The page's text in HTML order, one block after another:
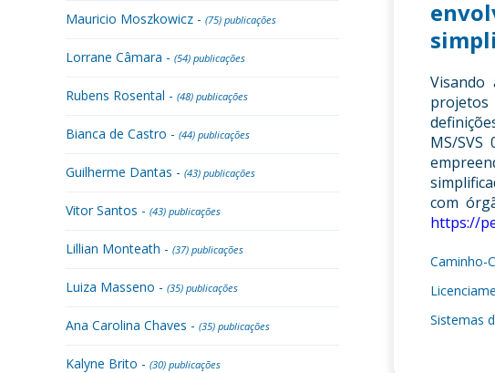
Mauricio Moszkowicz - (75) publicações
Lorrane Câmara - (54) publicações
Rubens Rosental - (48) publicações
Bianca de Castro - (44) publicações
Guilherme Dantas - (43) publicações
Vitor Santos - (43) publicações
Lillian Monteath - (37) publicações
Luiza Masseno - (35) publicações
Ana Carolina Chaves - (35) publicações
Kalyne Brito - (30) publicações
MS/
com
https://
Caminho-
Sistemas